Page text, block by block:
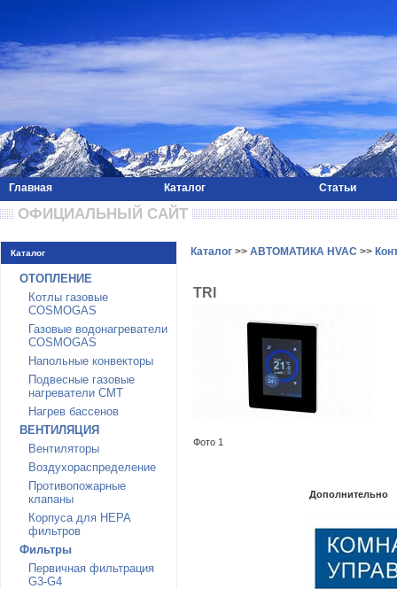
Главная Каталог Статьи
ОФИЦИАЛЬНЫЙ САЙТ
Каталог
ОТОПЛЕНИЕ
Котлы газовые
COSMOGAS
Газовые водонагреватели
COSMOGAS
Напольные конвекторы
Подвесные газовые
нагреватели CMT
Нагрев бассенов
ВЕНТИЛЯЦИЯ
Вентиляторы
Воздухораспределение
Противопожарные
клапаны
Корпуса для HEPA
фильтров
Фильтры
Первичная фильтрация
G3-G4
Каталог >> АВТОМАТИКА HVAC >>
TRI
Фото 1
Дополнительно